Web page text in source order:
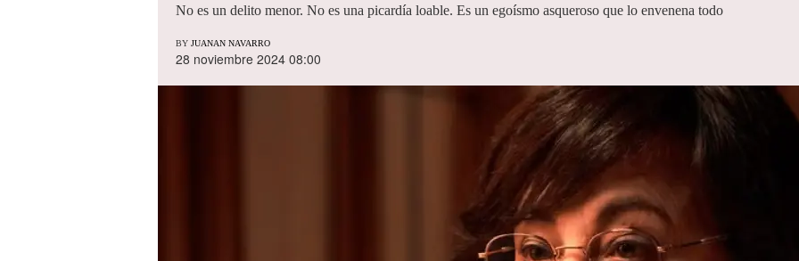
No es un delito menor. No es una picardía loable. Es un egoísmo asqueroso que lo envenena todo
BY JUANAN NAVARRO
28 noviembre 2024 08:00